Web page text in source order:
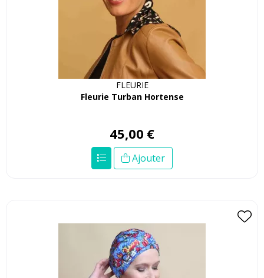
FLEURIE
Fleurie Turban Hortense
45,00 €
Ajouter